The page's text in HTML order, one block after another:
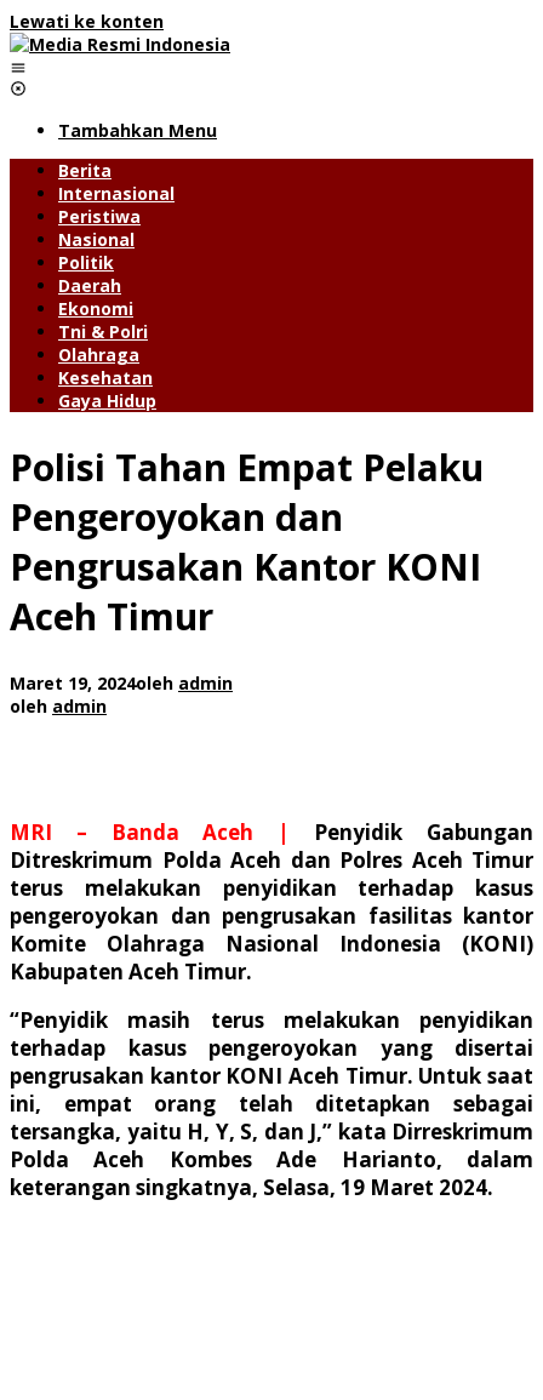
Lewati ke konten
Tambahkan Menu
Berita
Internasional
Peristiwa
Nasional
Politik
Daerah
Ekonomi
Tni & Polri
Olahraga
Kesehatan
Gaya Hidup
Polisi Tahan Empat Pelaku
Pengeroyokan dan
Pengrusakan Kantor KONI
Aceh Timur
Maret 19, 2024oleh admin
oleh admin
MRI – Banda Aceh |
Penyidik Gabungan
Ditreskrimum Polda Aceh dan Polres Aceh Timur
terus melakukan penyidikan terhadap kasus
pengeroyokan dan pengrusakan fasilitas kantor
Komite Olahraga Nasional Indonesia (KONI)
Kabupaten Aceh Timur.
“Penyidik masih terus melakukan penyidikan
terhadap kasus pengeroyokan yang disertai
pengrusakan kantor KONI Aceh Timur. Untuk saat
ini, empat orang telah ditetapkan sebagai
tersangka, yaitu H, Y, S, dan J,” kata Dirreskrimum
Polda Aceh Kombes Ade Harianto, dalam
keterangan singkatnya, Selasa, 19 Maret 2024.